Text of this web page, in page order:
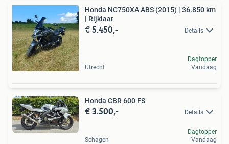
Honda NC750XA ABS (2015) | 36.850 km
| Rijklaar
€ 5.450,- Details
Utrecht
Dagtopper
Vandaag
Honda CBR 600 FS
€ 3.500,- Details
Schagen
Dagtopper
Vandaag